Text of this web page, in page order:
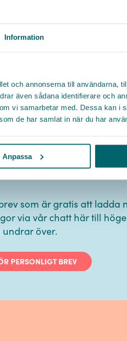
Information
och annonserna till användarna,
även sådana identifierare och
vi samarbetar med. Dessa kan i
de har samlat in när du har
Anpassamall för
brev
som är gratis att ladda
via vår chatt här till
undrar över.
PERSONLIGT BREV
uppgifter godkänner jag Go Cares
även tagit del av Go Cares
Telefonnummer